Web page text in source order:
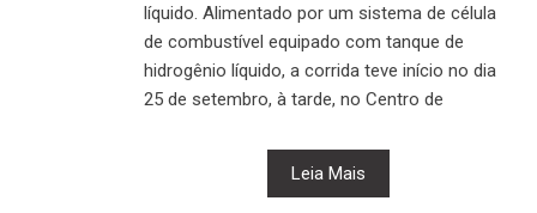
líquido. Alimentado por um sistema de célula
de combustível equipado com tanque de
hidrogênio líquido, a corrida teve início no dia
25 de setembro, à tarde, no Centro de
Leia Mais